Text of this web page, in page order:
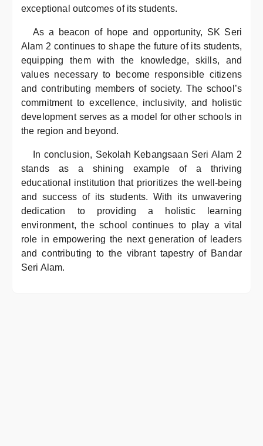
exceptional outcomes of its students.
As a beacon of hope and opportunity, SK Seri
Alam 2 continues to shape the future of its students,
equipping them with the knowledge, skills, and
values necessary to become responsible citizens
and contributing members of society. The school’s
commitment to excellence, inclusivity, and holistic
development serves as a model for other schools in
the region and beyond.
In conclusion, Sekolah Kebangsaan Seri Alam 2
stands as a shining example of a thriving
educational institution that prioritizes the well-being
and success of its students. With its unwavering
dedication to providing a holistic learning
environment, the school continues to play a vital
role in empowering the next generation of leaders
and contributing to the vibrant tapestry of Bandar
Seri Alam.